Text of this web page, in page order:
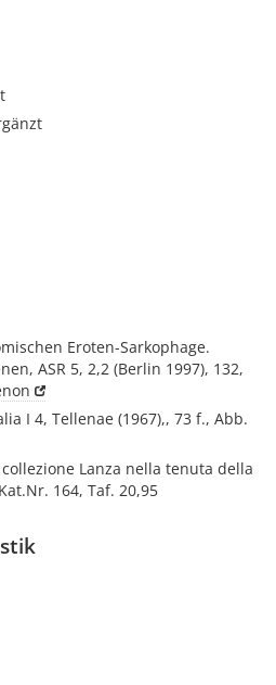
Eroten-Sarkophage.
ASR 5, 2,2 (Berlin 1997), 132,
I 4, Tellenae (1967),, 73 f., Abb.
Lanza nella tenuta della
164, Taf. 20,95